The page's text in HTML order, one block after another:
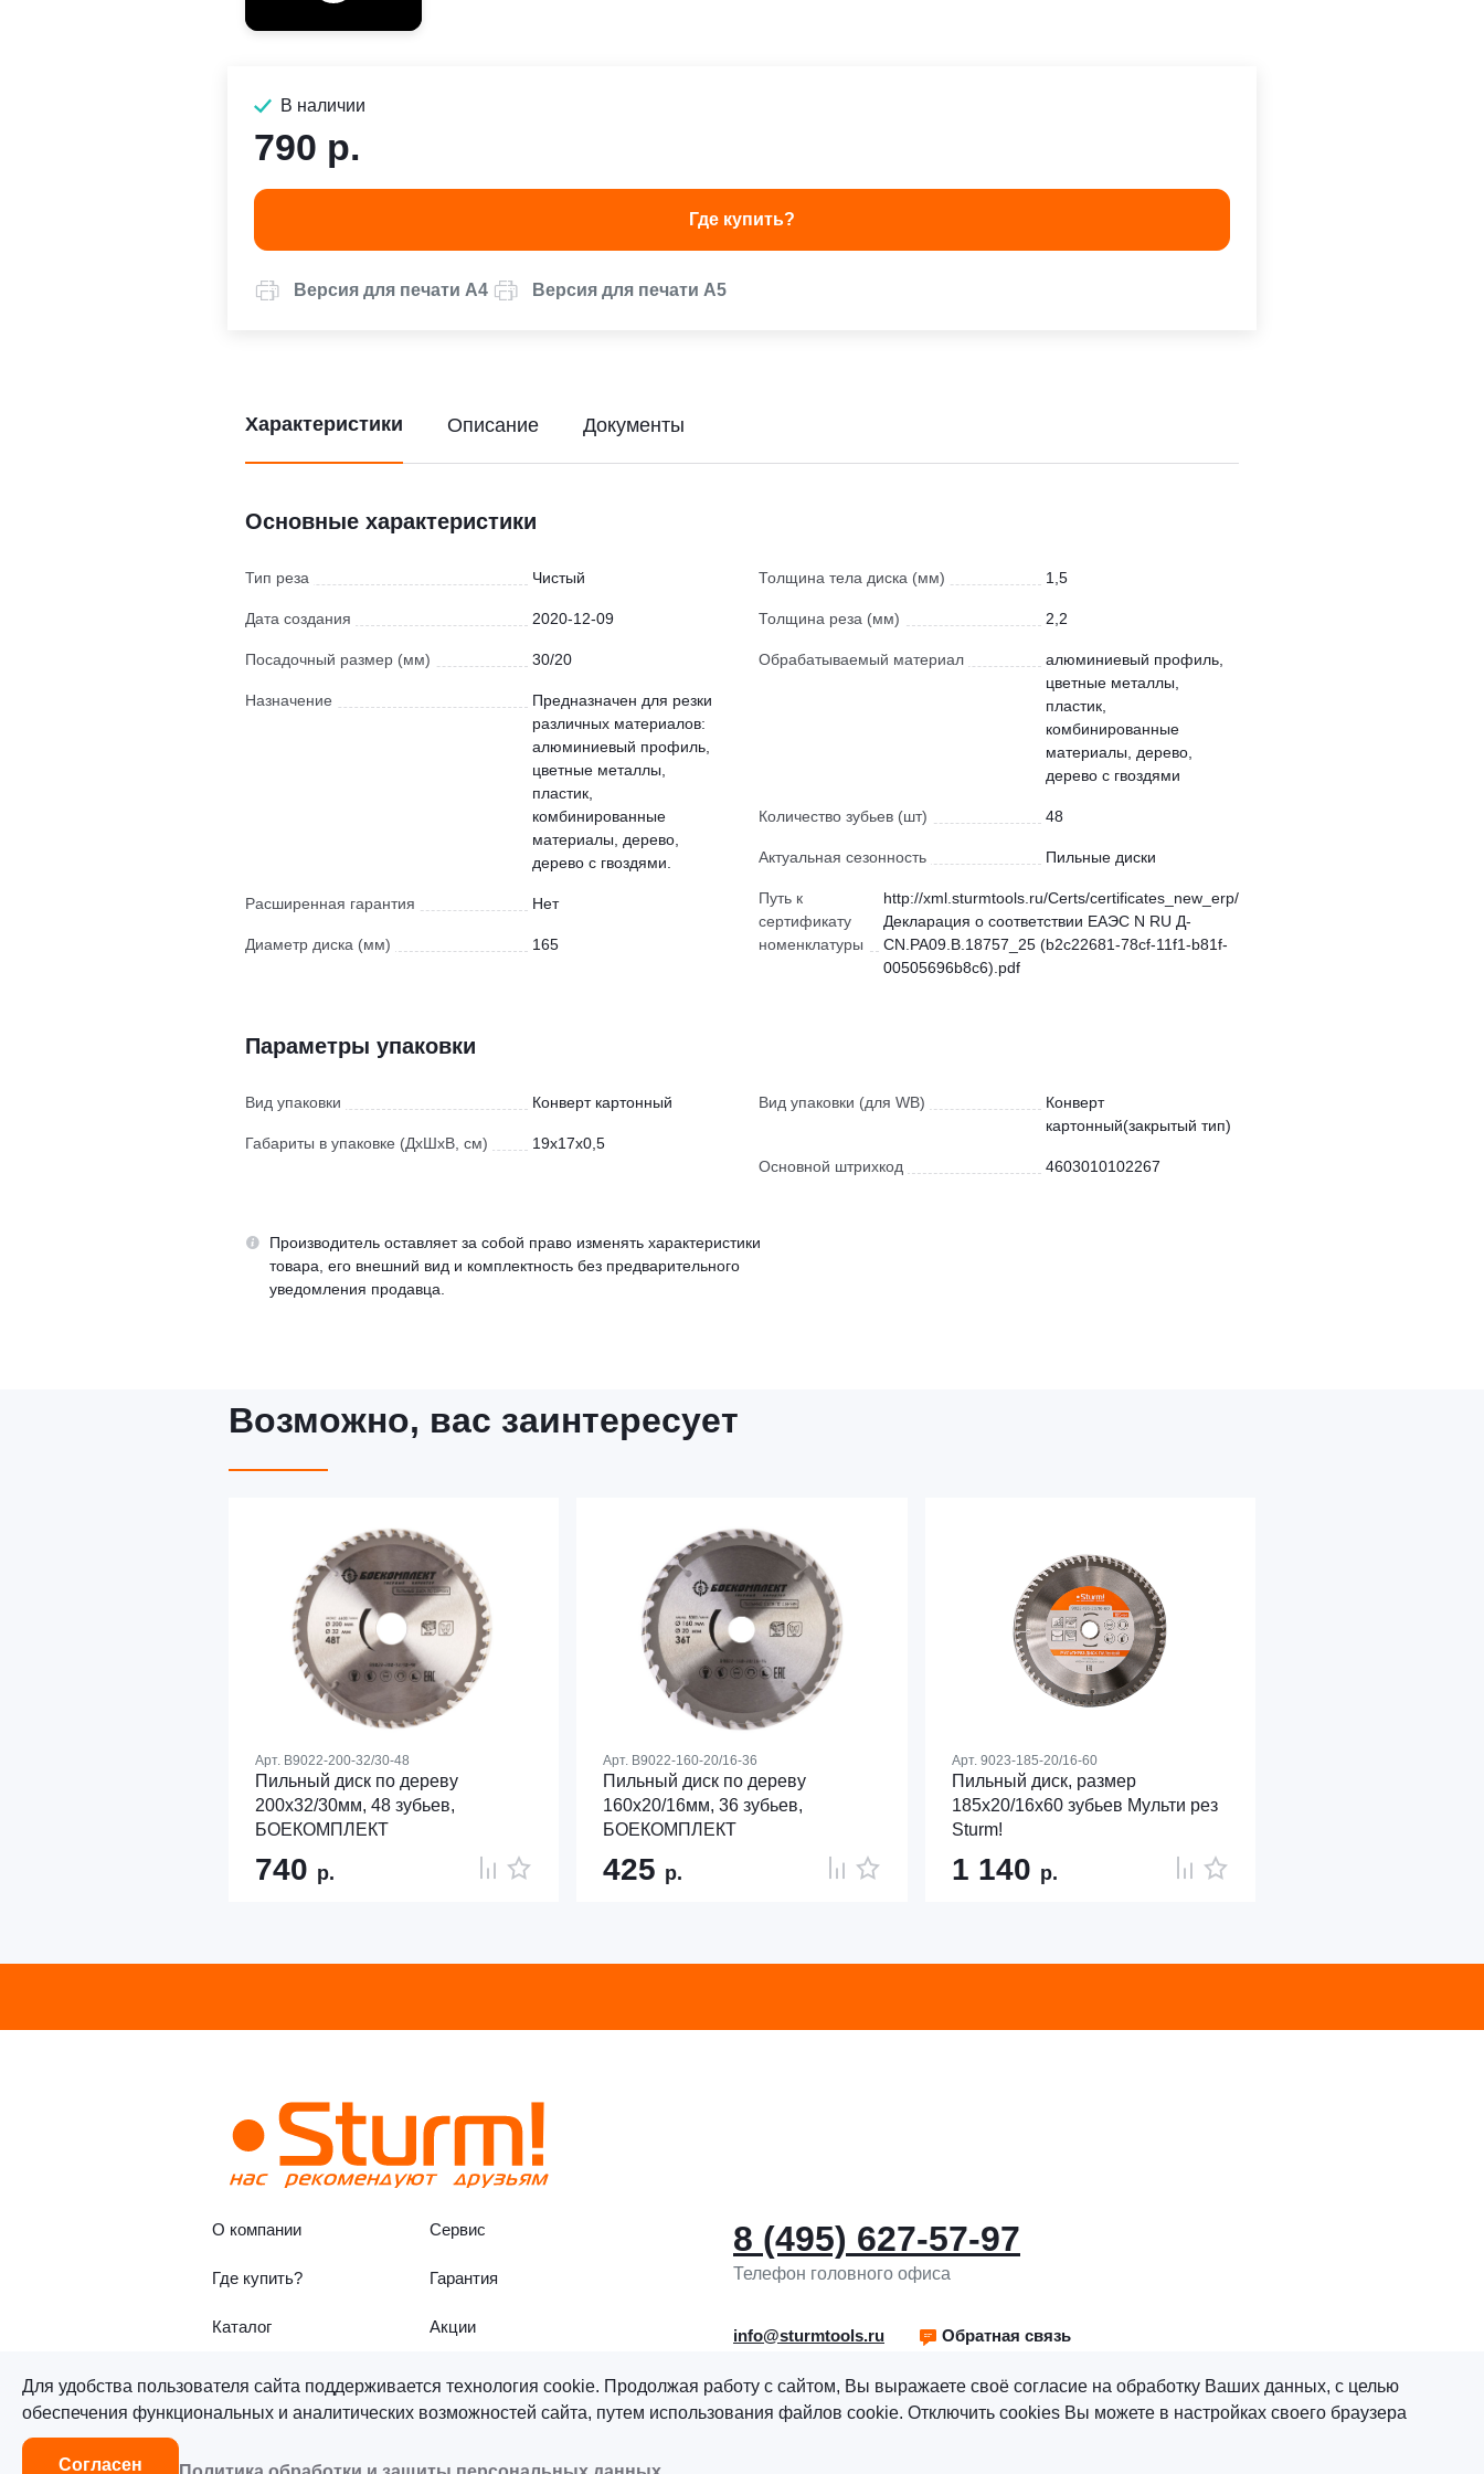
В наличии
790 р.
Где купить?
Версия для печати А4 Версия для печати А5
Характеристики
Основные характеристики
Тип реза Чистый
Дата создания 2020-12-09
Посадочный размер (мм) 30/20
Назначение
Предназначен для резки
различных материалов:
алюминиевый профиль,
цветные металлы,
пластик,
комбинированные
материалы, дерево,
дерево с гвоздями.
Расширенная гарантия Нет
Диаметр диска (мм) 165
Толщина тела диска (мм) 1,5
Толщина реза (мм) 2,2
Обрабатываемый материал
алюминиевый профиль,
цветные металлы,
пластик,
комбинированные
материалы, дерево,
дерево с гвоздями
Количество зубьев (шт) 48
Актуальная сезонность Пильные диски
Путь к
сертификату
номенклатуры
http://xml.sturmtools.ru/Certs/certificates_new_erp/
Декларация о соответствии ЕАЭС N RU Д-
CN.РА09.В.18757_25 (b2c22681-78cf-11f1-b81f-
00505696b8c6).pdf
Параметры упаковки
Вид упаковки Конверт картонный
Габариты в упаковке (ДхШхВ, см) 19x17x0,5
Вид упаковки (для WB)
Конверт
картонный(закрытый тип)
Основной штрихкод 4603010102267
Производитель оставляет за собой право изменять характеристики
товара, его внешний вид и комплектность без предварительного
уведомления продавца.
Описание Документы
Возможно, вас заинтересует
Арт. B9022-200-32/30-48
Пильный диск по дереву
200x32/30мм, 48 зубьев,
БОЕКОМПЛЕКТ
740 р.
Арт. B9022-160-20/16-36
Пильный диск по дереву
160x20/16мм, 36 зубьев,
БОЕКОМПЛЕКТ
425 р.
Арт. 9023-185-20/16-60
Пильный диск, размер
185x20/16x60 зубьев Мульти рез
Sturm!
1 140 р.
О компании Сервис
Где купить? Гарантия
Каталог Акции
8 (495) 627-57-97
Телефон головного офиса
info@sturmtools.ru Обратная связь
Для удобства пользователя сайта поддерживается технология cookie. Продолжая работу с сайтом, Вы выражаете своё согласие на обработку Ваших данных, с целью
обеспечения функциональных и аналитических возможностей сайта, путем использования файлов cookie. Отключить cookies Вы можете в настройках своего браузера
Согласен